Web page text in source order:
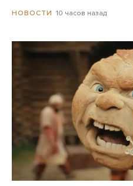
НОВОСТИ 10 часов назад